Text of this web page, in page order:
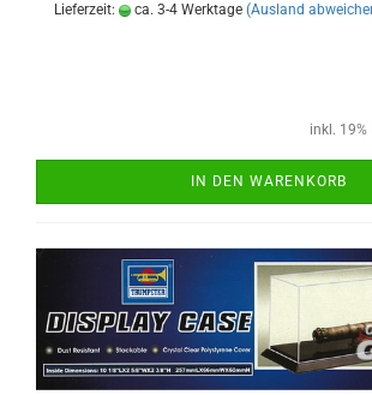
Lieferzeit:
ca. 3-4 Werktage (Ausland
inkl. 19%
IN DEN WARENKORB